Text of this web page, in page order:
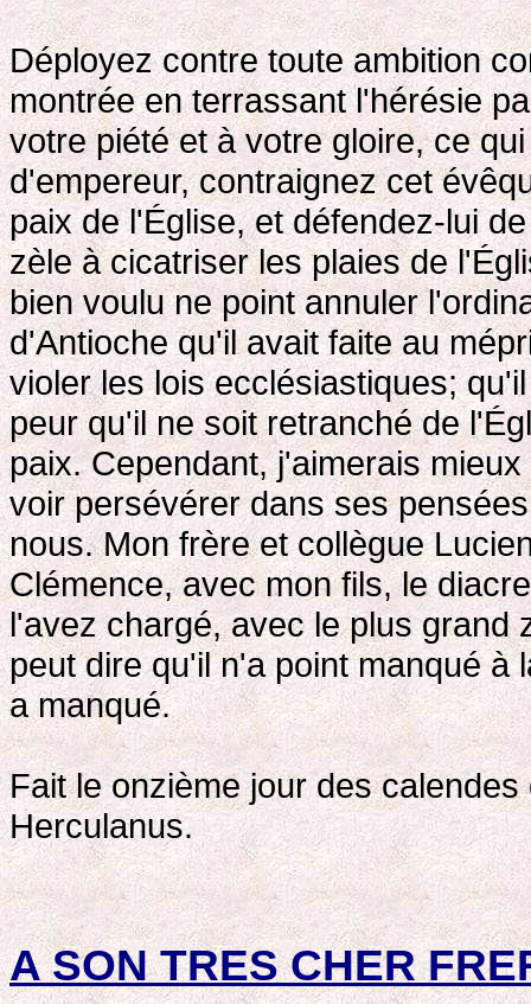
Déployez contre toute ambition
montrée en terrassant l'hérésie
votre piété et à votre gloire, ce
d'empereur, contraignez cet
paix de l'Église, et défendez-lui
zèle à cicatriser les plaies de
bien voulu ne point annuler
d'Antioche qu'il avait faite au
violer les lois ecclésiastiques;
peur qu'il ne soit retranché de
paix. Cependant, j'aimerais
voir persévérer dans ses
nous. Mon frère et collègue
Clémence, avec mon fils, le
l'avez chargé, avec le plus grand
peut dire qu'il n'a point manqué à
a manqué.
Fait le onzième jour des
Herculanus.
A SON TRES CHER